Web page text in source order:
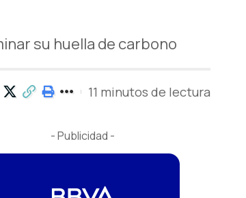
su huella de carbono
11 minutos de lectura
- Publicidad -